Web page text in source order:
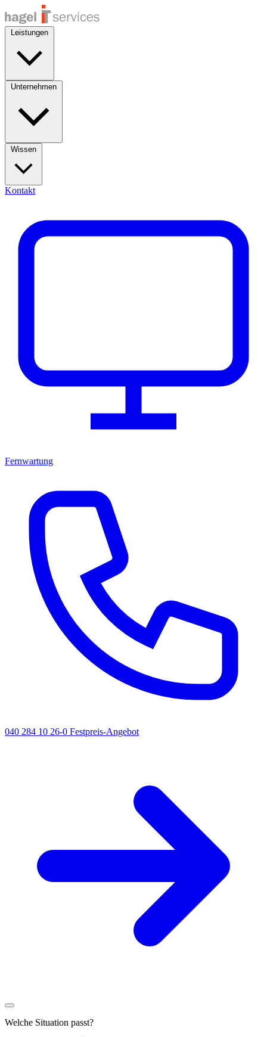
Kontakt
Fernwartung
040 284 10 26-0 Festpreis-Angebot
Welche Situation passt?